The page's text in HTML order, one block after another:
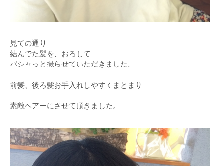
見ての通り
結んでた髪を、おろして
パシャっと撮らせていただきました。
前髪、後ろ髪お手入れしやすくまとまり
素敵ヘアーにさせて頂きました。